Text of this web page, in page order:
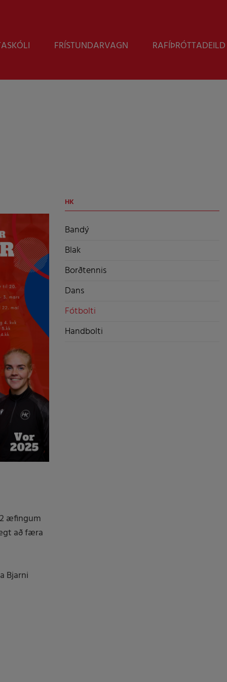
FRÍSTUNDARVAGN RAFÍÞRÓTTADEILD
Leita
æfingum
að færa
Bjarni
HK
Bandý
Blak
Borðtennis
Dans
Fótbolti
Handbolti